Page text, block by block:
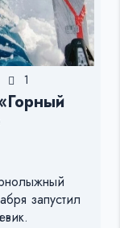
1
запустил